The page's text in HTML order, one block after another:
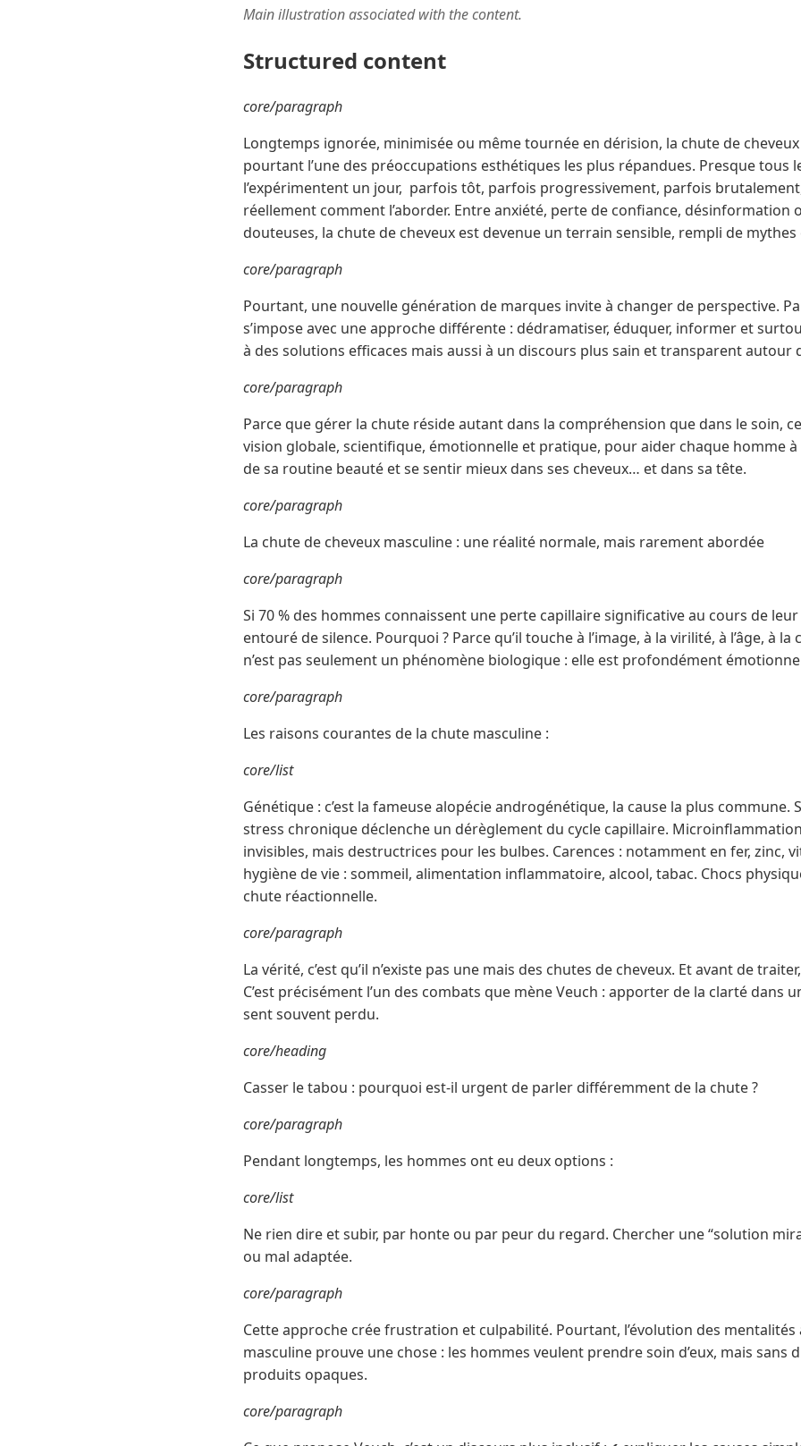
Main illustration associated with the content.
Structured content
core/paragraph
Longtemps ignorée, minimisée ou même tournée en dérision, la chute de
pourtant l’une des préoccupations esthétiques les plus répandues. Presque tous
l’expérimentent un jour, parfois tôt, parfois progressivement, parfois
réellement comment l’aborder. Entre anxiété, perte de confiance, désinformation
douteuses, la chute de cheveux est devenue un terrain sensible, rempli de
core/paragraph
Pourtant, une nouvelle génération de marques invite à changer de perspective.
s’impose avec une approche différente : dédramatiser, éduquer, informer et
à des solutions efficaces mais aussi à un discours plus sain et transparent autour
core/paragraph
Parce que gérer la chute réside autant dans la compréhension que dans le soin,
vision globale, scientifique, émotionnelle et pratique, pour aider chaque homme
de sa routine beauté et se sentir mieux dans ses cheveux… et dans sa tête.
core/paragraph
La chute de cheveux masculine : une réalité normale, mais rarement abordée
core/paragraph
Si 70 % des hommes connaissent une perte capillaire significative au cours de
entouré de silence. Pourquoi ? Parce qu’il touche à l’image, à la virilité, à l’âge, à la
n’est pas seulement un phénomène biologique : elle est profondément
core/paragraph
Les raisons courantes de la chute masculine :
core/list
Génétique : c’est la fameuse alopécie androgénétique, la cause la plus commune.
stress chronique déclenche un dérèglement du cycle capillaire.
invisibles, mais destructrices pour les bulbes. Carences : notamment en fer, zinc,
hygiène de vie : sommeil, alimentation inflammatoire, alcool, tabac. Chocs
chute réactionnelle.
core/paragraph
La vérité, c’est qu’il n’existe pas une mais des chutes de cheveux. Et avant de
C’est précisément l’un des combats que mène Veuch : apporter de la clarté dans
sent souvent perdu.
core/heading
Casser le tabou : pourquoi est-il urgent de parler différemment de la chute ?
core/paragraph
Pendant longtemps, les hommes ont eu deux options :
core/list
Ne rien dire et subir, par honte ou par peur du regard. Chercher une “solution
ou mal adaptée.
core/paragraph
Cette approche crée frustration et culpabilité. Pourtant, l’évolution des
masculine prouve une chose : les hommes veulent prendre soin d’eux, mais sans
produits opaques.
core/paragraph